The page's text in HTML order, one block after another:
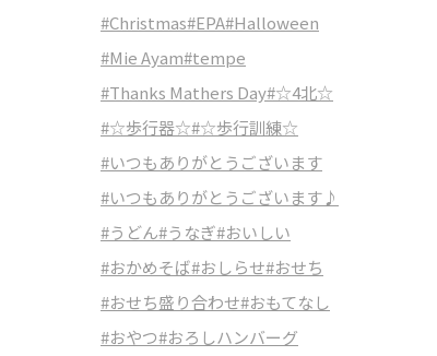
#Christmas#EPA#Halloween
#Mie Ayam#tempe
#Thanks Mathers Day#☆4北☆
#☆歩行器☆#☆歩行訓練☆
#いつもありがとうございます
#いつもありがとうございます♪
#うどん#うなぎ#おいしい
#おかめそば#おしらせ#おせち
#おせち盛り合わせ#おもてなし
#おやつ#おろしハンバーグ